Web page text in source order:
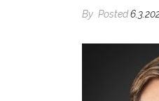
By Posted